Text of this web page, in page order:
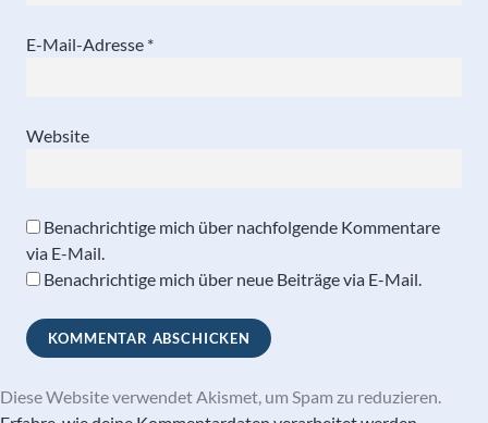
E-Mail-Adresse *
Website
Benachrichtige mich über nachfolgende Kommentare
via E-Mail.
Benachrichtige mich über neue Beiträge via E-Mail.
Diese Website verwendet Akismet, um Spam zu reduzieren.